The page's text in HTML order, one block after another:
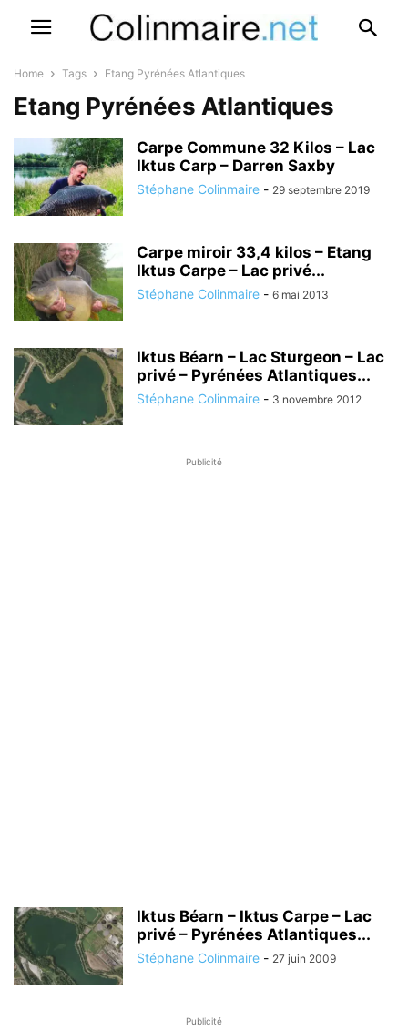
Home Tags Etang Pyrénées Atlantiques
Etang Pyrénées Atlantiques
Carpe Commune 32 Kilos – Lac
Iktus Carp – Darren Saxby
Stéphane Colinmaire - 29 septembre 2019
Carpe miroir 33,4 kilos – Etang
Iktus Carpe – Lac privé...
Stéphane Colinmaire - 6 mai 2013
Iktus Béarn – Lac Sturgeon – Lac
privé – Pyrénées Atlantiques...
Stéphane Colinmaire - 3 novembre 2012
Publicité
Iktus Béarn – Iktus Carpe – Lac
privé – Pyrénées Atlantiques...
Stéphane Colinmaire - 27 juin 2009
Publicité